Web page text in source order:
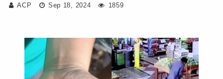
ACP Sep 18, 2024 1859